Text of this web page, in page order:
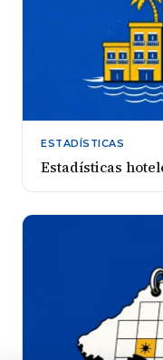
ESTADÍSTICAS
Estadísticas